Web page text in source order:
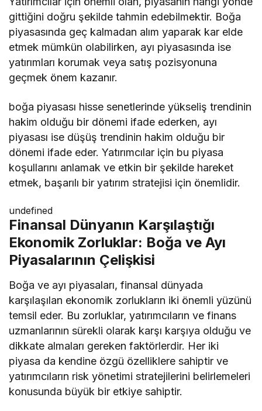
gittiğini doğru şekilde tahmin edebilmektir. Boğa
piyasasında geç kalmadan alım yaparak kar elde
etmek mümkün olabilirken, ayı piyasasında ise
yatırımları korumak veya satış pozisyonuna
geçmek önem kazanır.
boğa piyasası hisse senetlerinde yükseliş trendinin
hakim olduğu bir dönemi ifade ederken, ayı
piyasası ise düşüş trendinin hakim olduğu bir
dönemi ifade eder. Yatırımcılar için bu piyasa
koşullarını anlamak ve etkin bir şekilde hareket
etmek, başarılı bir yatırım stratejisi için önemlidir.
undefined
Finansal Dünyanın Karşılaştığı
Ekonomik Zorluklar: Boğa ve Ayı
Piyasalarının Çelişkisi
Boğa ve ayı piyasaları, finansal dünyada
karşılaşılan ekonomik zorlukların iki önemli yüzünü
temsil eder. Bu zorluklar, yatırımcıların ve finans
uzmanlarının sürekli olarak karşı karşıya olduğu ve
dikkate almaları gereken faktörlerdir. Her iki
piyasa da kendine özgü özelliklere sahiptir ve
yatırımcıların risk yönetimi stratejilerini belirlemeleri
konusunda büyük bir etkiye sahiptir.